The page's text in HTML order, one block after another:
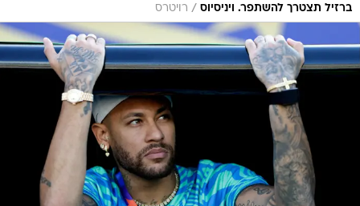
ברזיל תצטרך להשתפר. ויניסיוס / רויטרס